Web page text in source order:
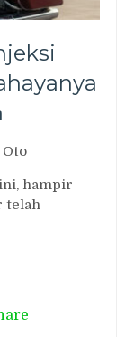
hampir
telah